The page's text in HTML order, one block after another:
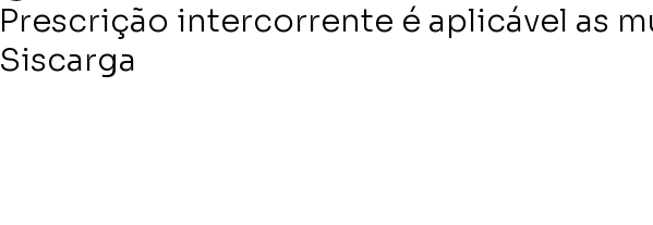
Prescrição intercorrente é aplicável as
Siscarga